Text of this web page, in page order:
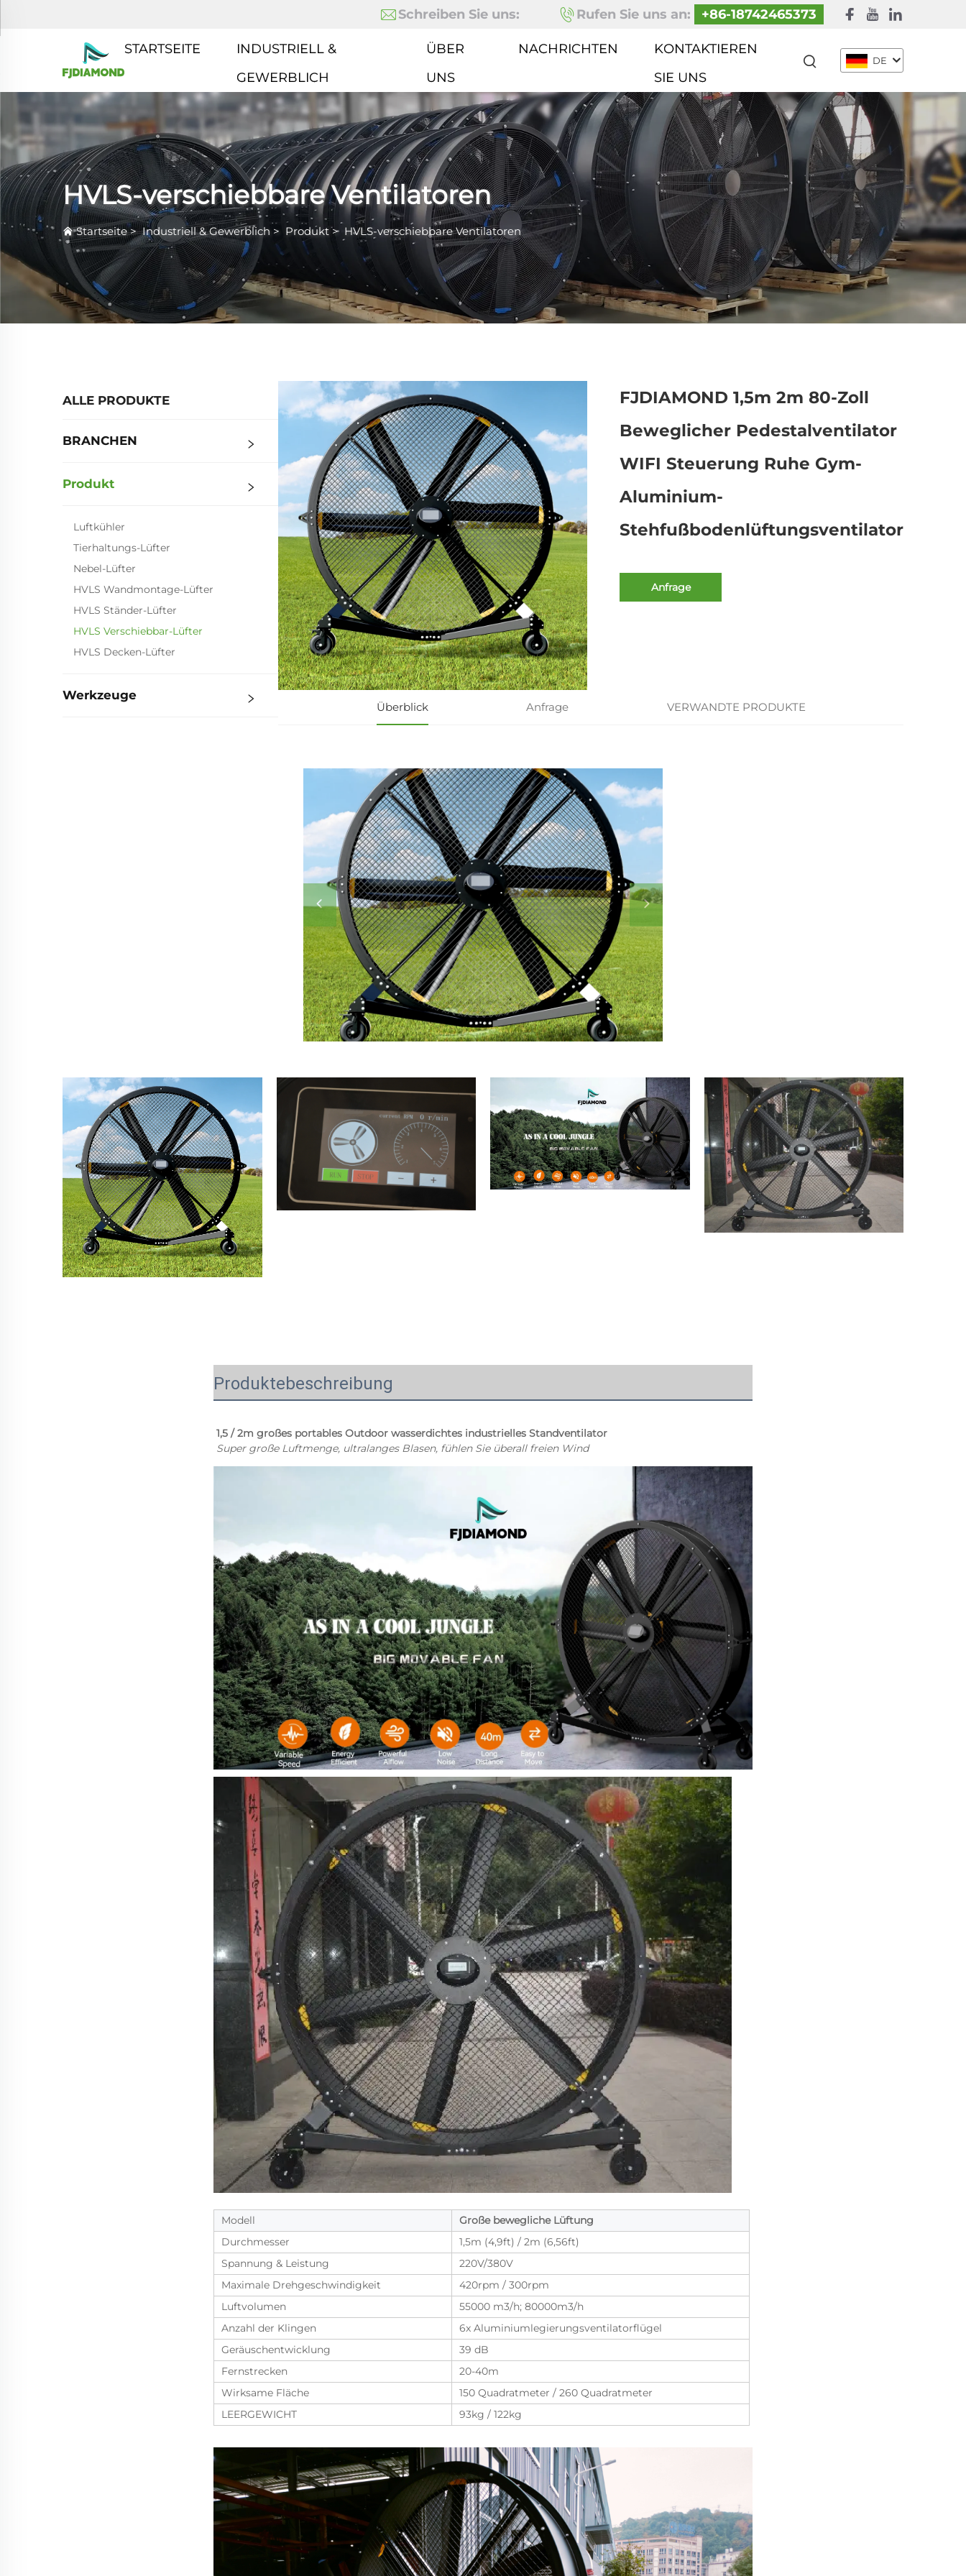
Schreiben Sie uns: Rufen Sie uns an: +86-18742465373
STARTSEITE
INDUSTRIELL &
GEWERBLICH
ÜBER
UNS
NACHRICHTEN
KONTAKTIEREN
SIE UNS
DE
HVLS-verschiebbare Ventilatoren
Startseite>Industriell & Gewerblich > Produkt> HVLS-verschiebbare Ventilatoren
ALLE PRODUKTE
BRANCHEN
Produkt
Luftkühler
Tierhaltungs-Lüfter
Nebel-Lüfter
HVLS Wandmontage-Lüfter
HVLS Ständer-Lüfter
HVLS Verschiebbar-Lüfter
HVLS Decken-Lüfter
Werkzeuge
FJDIAMOND 1,5m 2m 80-Zoll
Beweglicher Pedestalventilator
WIFI Steuerung Ruhe Gym-
Aluminium-
Stehfußbodenlüftungsventilator
Anfrage
Überblick Anfrage VERWANDTE PRODUKTE
Produktebeschreibung
1,5 / 2m großes portables Outdoor wasserdichtes industrielles Standventilator
Super große Luftmenge, ultralanges Blasen, fühlen Sie überall freien Wind
Modell
Große bewegliche Lüftung
Durchmesser
1,5m (4,9ft) / 2m (6,56ft)
Spannung & Leistung
220V/380V
Maximale Drehgeschwindigkeit
420rpm / 300rpm
Luftvolumen
55000 m3/h; 80000m3/h
Anzahl der Klingen
6x Aluminiumlegierungsventilatorflügel
Geräuschentwicklung
39 dB
Fernstrecken
20-40m
Wirksame Fläche
150 Quadratmeter / 260 Quadratmeter
LEERGEWICHT
93kg / 122kg